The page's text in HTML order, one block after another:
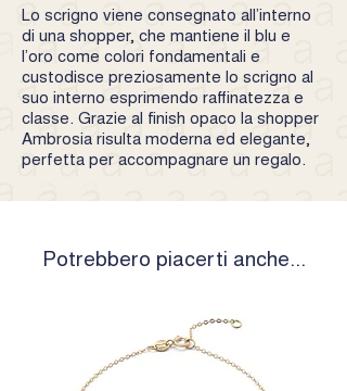
Lo scrigno viene consegnato all’interno
di una shopper, che mantiene il blu e
l’oro come colori fondamentali e
custodisce preziosamente lo scrigno al
suo interno esprimendo raffinatezza e
classe. Grazie al finish opaco la shopper
Ambrosia risulta moderna ed elegante,
perfetta per accompagnare un regalo.
Potrebbero piacerti anche...